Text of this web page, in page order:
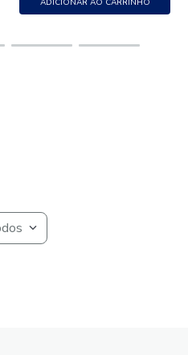
ADICIONAR AO CARRINHO